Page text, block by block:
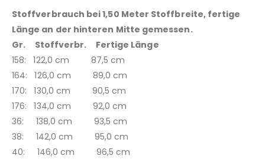
Stoffverbrauch bei 1,50 Meter Stoffbreite, fertige
Länge an der hinteren Mitte gemessen.
Gr. Stoffverbr. Fertige Länge
158: 122,0 cm 87,5 cm
164: 126,0 cm 89,0 cm
170: 130,0 cm 90,5 cm
176: 134,0 cm 92,0 cm
36: 138,0 cm 93,5 cm
38: 142,0 cm 95,0 cm
40: 146,0 cm 96,5 cm